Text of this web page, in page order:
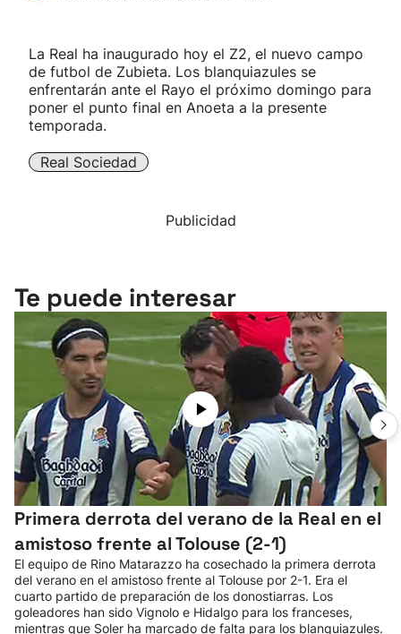
Más deportes
"Helmuga"
La Real ha inaugurado hoy el Z2, el nuevo campo
de futbol de Zubieta. Los blanquiazules se
enfrentarán ante el Rayo el próximo domingo para
poner el punto final en Anoeta a la presente
temporada.
Real Sociedad
Publicidad
Te puede interesar
Primera derrota del verano de la Real en el
amistoso frente al Tolouse (2-1)
El equipo de Rino Matarazzo ha cosechado la primera derrota
del verano en el amistoso frente al Tolouse por 2-1. Era el
cuarto partido de preparación de los donostiarras. Los
goleadores han sido Vignolo e Hidalgo para los franceses,
mientras que Soler ha marcado de falta para los blanquiazules.